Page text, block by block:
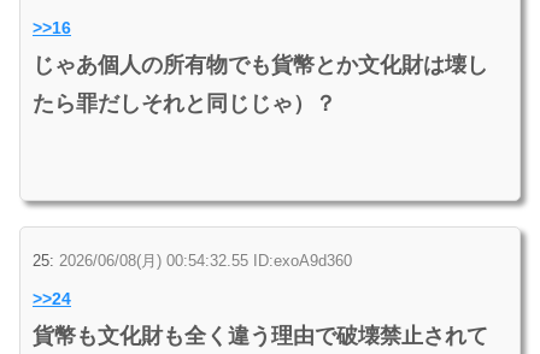
>>16
じゃあ個人の所有物でも貨幣とか文化財は壊し
たら罪だしそれと同じじゃ）？
25: 2026/06/08(月) 00:54:32.55 ID:exoA9d360
>>24
貨幣も文化財も全く違う理由で破壊禁止されて